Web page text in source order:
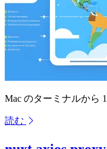
Mac のターミナルから
読む